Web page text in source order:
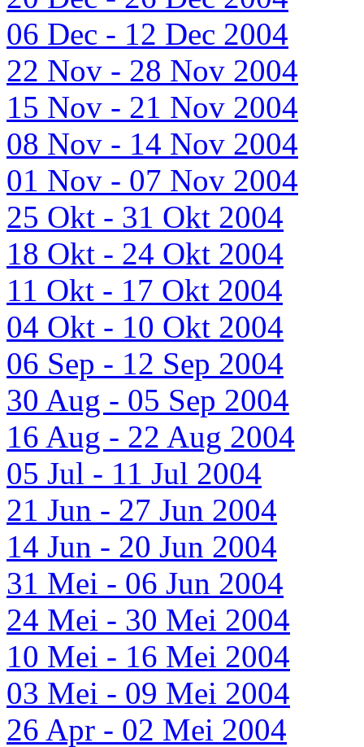
06 Dec - 12 Dec 2004
22 Nov - 28 Nov 2004
15 Nov - 21 Nov 2004
08 Nov - 14 Nov 2004
01 Nov - 07 Nov 2004
25 Okt - 31 Okt 2004
18 Okt - 24 Okt 2004
11 Okt - 17 Okt 2004
04 Okt - 10 Okt 2004
06 Sep - 12 Sep 2004
30 Aug - 05 Sep 2004
16 Aug - 22 Aug 2004
05 Jul - 11 Jul 2004
21 Jun - 27 Jun 2004
14 Jun - 20 Jun 2004
31 Mei - 06 Jun 2004
24 Mei - 30 Mei 2004
10 Mei - 16 Mei 2004
03 Mei - 09 Mei 2004
26 Apr - 02 Mei 2004